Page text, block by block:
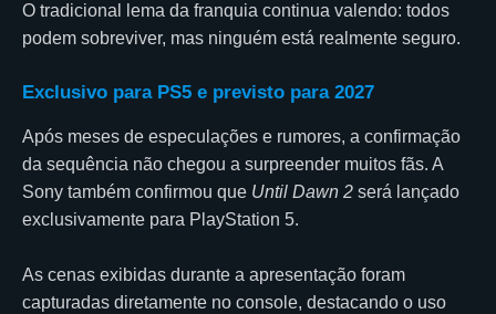
O tradicional lema da franquia continua valendo: todos
podem sobreviver, mas ninguém está realmente seguro.
Exclusivo para PS5 e previsto para 2027
Após meses de especulações e rumores, a confirmação
da sequência não chegou a surpreender muitos fãs. A
Sony também confirmou que Until Dawn 2 será lançado
exclusivamente para PlayStation 5.
As cenas exibidas durante a apresentação foram
capturadas diretamente no console, destacando o uso